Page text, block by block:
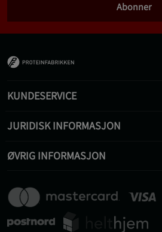
Abonner
KUNDESERVICE
JURIDISK INFORMASJON
ØVRIG INFORMASJON